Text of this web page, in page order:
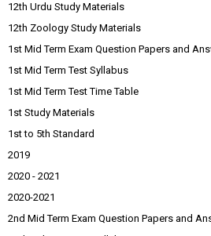
12th Urdu Study Materials
12th Zoology Study Materials
1st Mid Term Exam Question Papers and
1st Mid Term Test Syllabus
1st Mid Term Test Time Table
1st Study Materials
1st to 5th Standard
2019
2020 - 2021
2020-2021
2nd Mid Term Exam Question Papers and